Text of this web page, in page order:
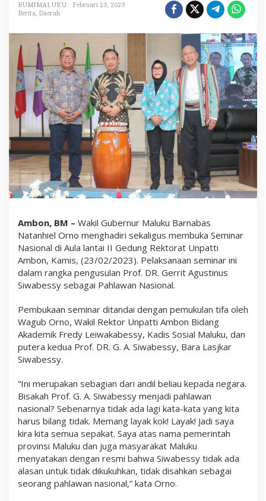
S
s
s
y
L
a
y
a
k
J
a
i
P
a
h
a
w
a
n
N
a
s
i
a
l
BUMIMALUKU
Februari 23, 2023
Berita, Daerah
Ambon, BM – Wakil Gubernur Maluku Barnabas
Natanhiel Orno menghadiri sekaligus membuka Seminar
Nasional di Aula lantai II Gedung Rektorat Unpatti
Ambon, Kamis, (23/02/2023). Pelaksanaan seminar ini
dalam rangka pengusulan Prof. DR. Gerrit Agustinus
Siwabessy sebagai Pahlawan Nasional.
Pembukaan seminar ditandai dengan pemukulan tifa oleh
Wagub Orno, Wakil Rektor Unpatti Ambon Bidang
Akademik Fredy Leiwakabessy, Kadis Sosial Maluku, dan
putera kedua Prof. DR. G. A. Siwabessy, Bara Lasjkar
Siwabessy.
“Ini merupakan sebagian dari andil beliau kepada negara.
Bisakah Prof. G. A. Siwabessy menjadi pahlawan
nasional? Sebenarnya tidak ada lagi kata-kata yang kita
harus bilang tidak. Memang layak kok! Layak! Jadi saya
kira kita semua sepakat. Saya atas nama pemerintah
provinsi Maluku dan juga masyarakat Maluku
menyatakan dengan resmi bahwa Siwabessy tidak ada
alasan untuk tidak dikukuhkan, tidak disahkan sebagai
seorang pahlawan nasional,” kata Orno.